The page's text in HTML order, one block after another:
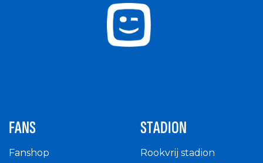
FANS
Fanshop
STADION
Rookvrij stadion